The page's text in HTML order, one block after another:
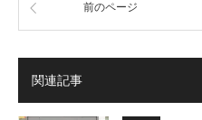
前のページ
関連記事